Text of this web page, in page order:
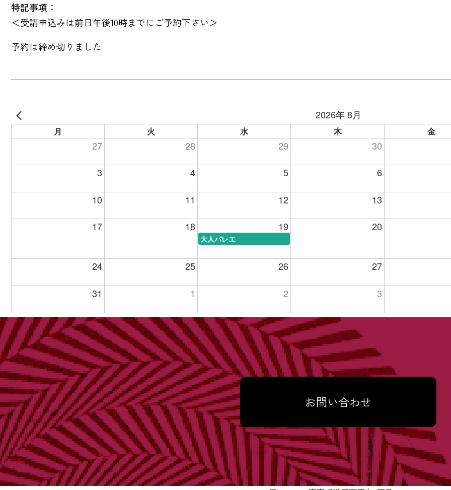
特記事項：
＜受講申込みは前日午後10時までにご予約下さい＞
予約は締め切りました
2026年 8月
月 火 水 木 金
27 28 29 30
3 4 5 6
10 11 12 13
17 18 19 20
大人バレエ
24 25 26 27
31 1 2 3
お問い合わせ